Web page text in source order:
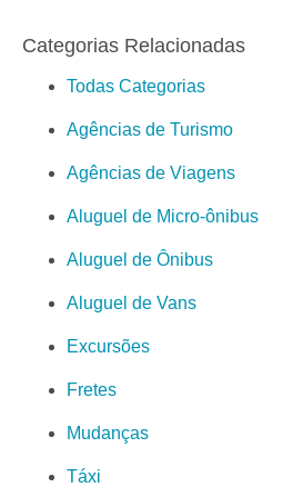
Categorias Relacionadas
Todas Categorias
Agências de Turismo
Agências de Viagens
Aluguel de Micro-ônibus
Aluguel de Ônibus
Aluguel de Vans
Excursões
Fretes
Mudanças
Táxi